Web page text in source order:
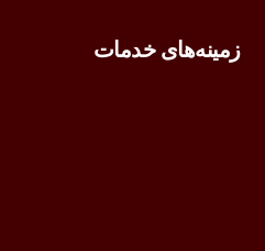
زمینه‌های خدمات